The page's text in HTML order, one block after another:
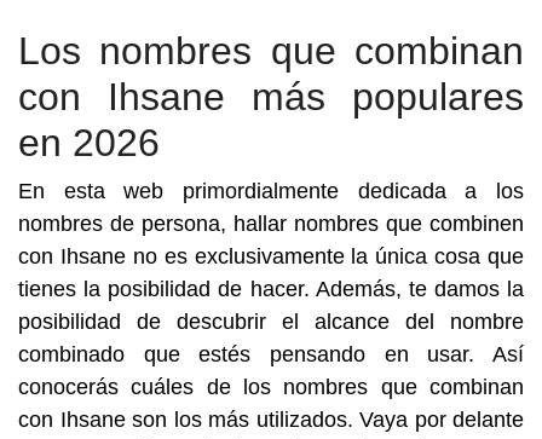
Los nombres que combinan
con Ihsane más populares
en 2026
En esta web primordialmente dedicada a los
nombres de persona, hallar nombres que combinen
con Ihsane no es exclusivamente la única cosa que
tienes la posibilidad de hacer. Además, te damos la
posibilidad de descubrir el alcance del nombre
combinado que estés pensando en usar. Así
conocerás cuáles de los nombres que combinan
con Ihsane son los más utilizados. Vaya por delante